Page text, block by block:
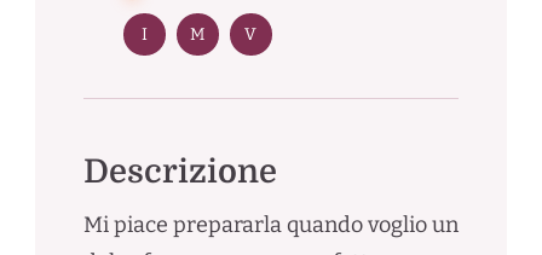
I M V
Descrizione
Mi piace prepararla quando voglio un